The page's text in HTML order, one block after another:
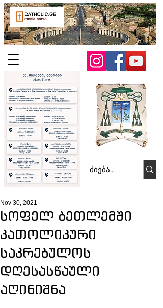
სოფელ ბეთლემში
კათოლიკური
საკრებულოს
დღესასწაული
აღინიშნა
Nov 30, 2021